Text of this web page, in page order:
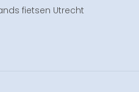
fietsen Utrecht